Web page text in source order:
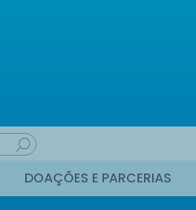
DOAÇÕES E PARCERIAS